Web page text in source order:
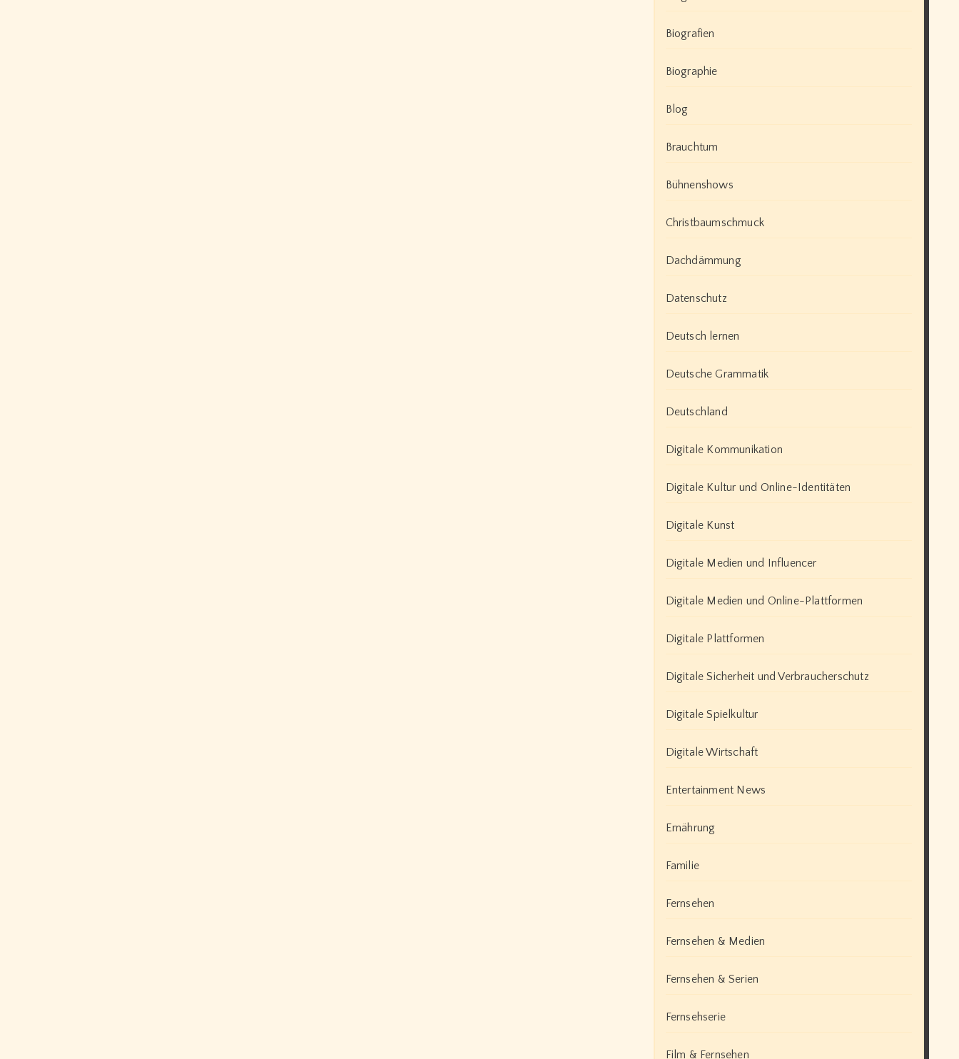
Biografien
Biographie
Blog
Brauchtum
Bühnenshows
Christbaumschmuck
Dachdämmung
Datenschutz
Deutsch lernen
Deutsche Grammatik
Deutschland
Digitale Kommunikation
Digitale Kultur und Online-Identitäten
Digitale Kunst
Digitale Medien und Influencer
Digitale Medien und Online-Plattformen
Digitale Plattformen
Digitale Sicherheit und Verbraucherschutz
Digitale Spielkultur
Digitale Wirtschaft
Entertainment News
Ernährung
Familie
Fernsehen
Fernsehen & Medien
Fernsehen & Serien
Fernsehserie
Film & Fernsehen